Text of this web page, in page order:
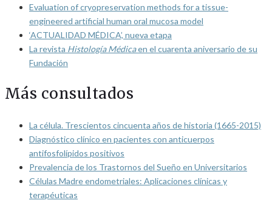
Evaluation of cryopreservation methods for a tissue-
engineered artificial human oral mucosa model
‘ACTUALIDAD MÉDICA’, nueva etapa
La revista Histología Médicaen el cuarenta aniversario de su
Fundación
Más consultados
La célula. Trescientos cincuenta años de historia (1665-2015)
Diagnóstico clínico en pacientes con anticuerpos
antifosfolípidos positivos
Prevalencia de los Trastornos del Sueño en Universitarios
Células Madre endometriales: Aplicaciones clínicas y
terapéuticas